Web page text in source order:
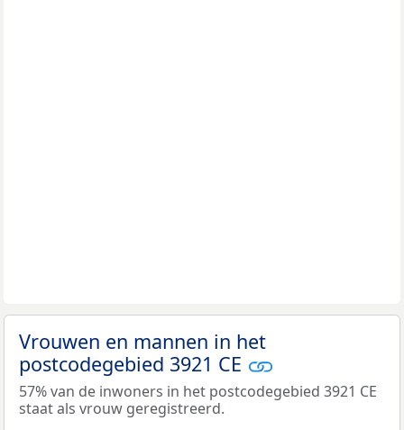
Vrouwen en mannen in het
postcodegebied 3921 CE
57% van de inwoners in het postcodegebied 3921 CE
staat als vrouw geregistreerd.